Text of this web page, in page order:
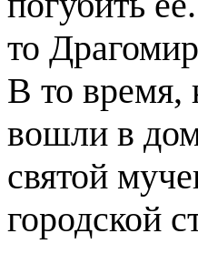
то
В то время,
вошли в
святой
городской